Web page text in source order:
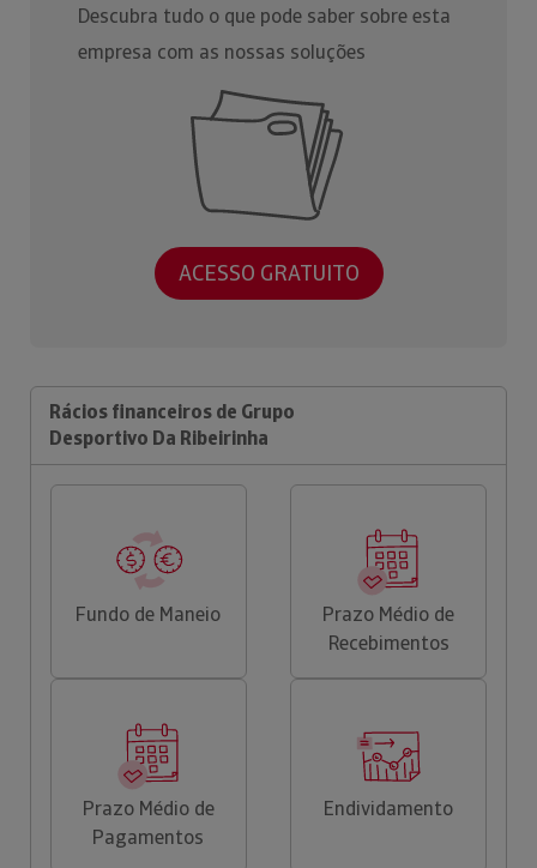
Descubra tudo o que pode saber sobre esta
empresa com as nossas soluções
ACESSO GRATUITO
Rácios financeiros de Grupo
Desportivo Da Ribeirinha
Fundo de Maneio
Prazo Médio de
Recebimentos
Prazo Médio de
Pagamentos
Endividamento